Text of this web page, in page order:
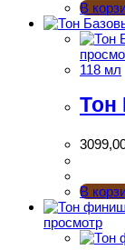
В
118 мл
Тон
В
просмотр